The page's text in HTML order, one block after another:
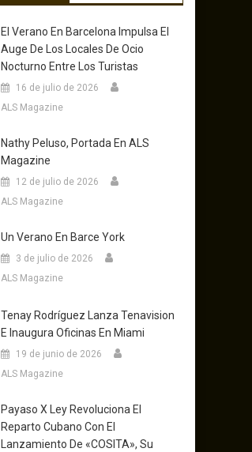
El Verano En Barcelona Impulsa El
Auge De Los Locales De Ocio
Nocturno Entre Los Turistas
16 de julio de 2026
ALS Magazine
Nathy Peluso, Portada En ALS
Magazine
12 de julio de 2026
ALS Magazine
Un Verano En Barce York
3 de julio de 2026
ALS Magazine
Tenay Rodríguez Lanza Tenavision
E Inaugura Oficinas En Miami
19 de junio de 2026
ALS Magazine
Payaso X Ley Revoluciona El
Reparto Cubano Con El
Lanzamiento De «COSITA», Su